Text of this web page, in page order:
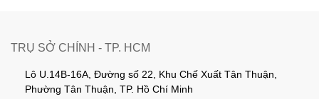
TRỤ SỞ CHÍNH - TP. HCM
Lô U.14B-16A, Đường số 22, Khu Chế Xuất Tân Thuận,
Phường Tân Thuận, TP. Hồ Chí Minh